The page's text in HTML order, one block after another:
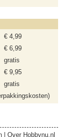
€ 4,99
€ 6,99
gratis
€ 9,95
gratis
Over Hobbynu.nl